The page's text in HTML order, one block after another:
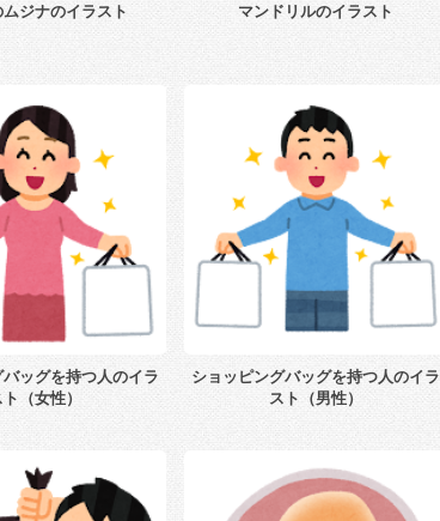
ジナのイラスト マンドリルのイラスト
ッグを持つ人のイラ
（女性）
ショッピングバッグを持つ人のイラ
スト（男性）